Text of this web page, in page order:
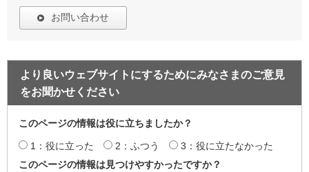
お問い合わせ
より良いウェブサイトにするためにみなさまのご意見
をお聞かせください
このページの情報は役に立ちましたか？
1：役に立った 2：ふつう
3：役に立たなかった
このページの情報は見つけやすかったですか？